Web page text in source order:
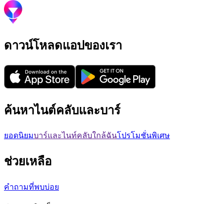
ดาวน์โหลดแอปของเรา
ค้นหาไนต์คลับและบาร์
ยอดนิยมบาร์และไนท์คลับใกล้ฉันโปรโมชั่นพิเศษ
ช่วยเหลือ
คำถามที่พบบ่อย